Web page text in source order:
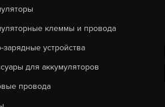
клеммы и провода
зарядные устройства
для аккумуляторов
провода